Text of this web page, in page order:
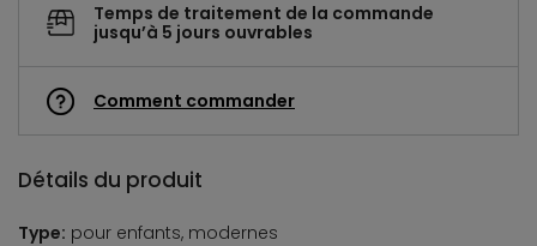
Temps de traitement de la commande
jusqu’à 5 jours ouvrables
Comment commander
Détails du produit
Type: pour enfants, modernes